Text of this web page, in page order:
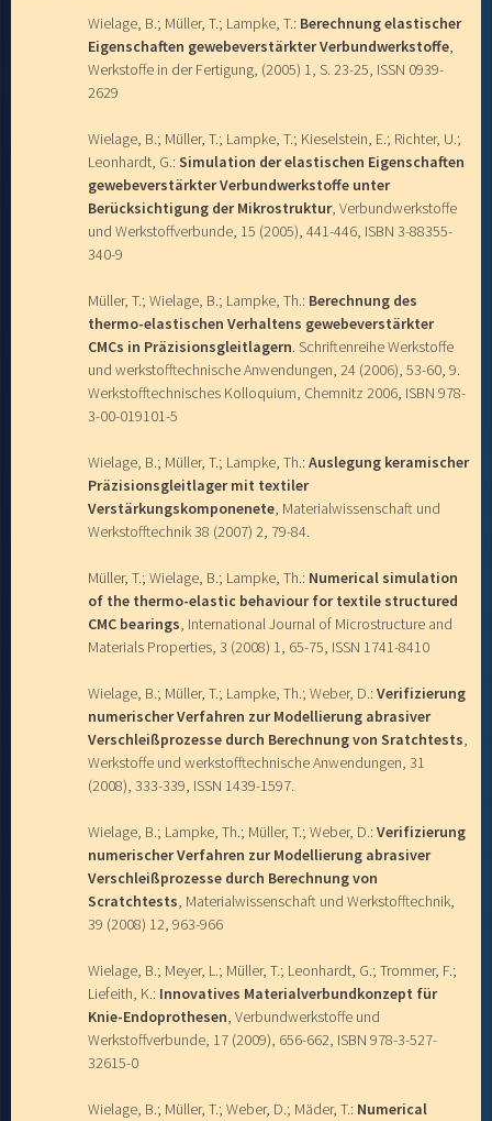
Wielage, B.; Müller, T.; Lampke, T.: Berechnung elastischer
Eigenschaften gewebeverstärkter Verbundwerkstoffe,
Werkstoffe in der Fertigung, (2005) 1, S. 23-25, ISSN 0939-
2629
Wielage, B.; Müller, T.; Lampke, T.; Kieselstein, E.; Richter, U.;
Leonhardt, G.: Simulation der elastischen Eigenschaften
gewebeverstärkter Verbundwerkstoffe unter
Berücksichtigung der Mikrostruktur, Verbundwerkstoffe
und Werkstoffverbunde, 15 (2005), 441-446, ISBN 3-88355-
340-9
Müller, T.; Wielage, B.; Lampke, Th.: Berechnung des
thermo-elastischen Verhaltens gewebeverstärkter
CMCs in Präzisionsgleitlagern. Schriftenreihe Werkstoffe
und werkstofftechnische Anwendungen, 24 (2006), 53-60, 9.
Werkstofftechnisches Kolloquium, Chemnitz 2006, ISBN 978-
3-00-019101-5
Wielage, B.; Müller, T.; Lampke, Th.: Auslegung keramischer
Präzisionsgleitlager mit textiler
Verstärkungskomponenete, Materialwissenschaft und
Werkstofftechnik 38 (2007) 2, 79-84.
Müller, T.; Wielage, B.; Lampke, Th.: Numerical simulation
of the thermo-elastic behaviour for textile structured
CMC bearings, International Journal of Microstructure and
Materials Properties, 3 (2008) 1, 65-75, ISSN 1741-8410
Wielage, B.; Müller, T.; Lampke, Th.; Weber, D.: Verifizierung
numerischer Verfahren zur Modellierung abrasiver
Verschleißprozesse durch Berechnung von Sratchtests,
Werkstoffe und werkstofftechnische Anwendungen, 31
(2008), 333-339, ISSN 1439-1597.
Wielage, B.; Lampke, Th.; Müller, T.; Weber, D.: Verifizierung
numerischer Verfahren zur Modellierung abrasiver
Verschleißprozesse durch Berechnung von
Scratchtests, Materialwissenschaft und Werkstofftechnik,
39 (2008) 12, 963-966
Wielage, B.; Meyer, L.; Müller, T.; Leonhardt, G.; Trommer, F.;
Liefeith, K.: Innovatives Materialverbundkonzept für
Knie-Endoprothesen, Verbundwerkstoffe und
Werkstoffverbunde, 17 (2009), 656-662, ISBN 978-3-527-
32615-0
Wielage, B.; Müller, T.; Weber, D.; Mäder, T.: Numerical